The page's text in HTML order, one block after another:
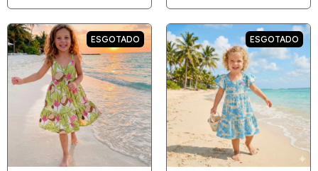
ESGOTADO ESGOTADO